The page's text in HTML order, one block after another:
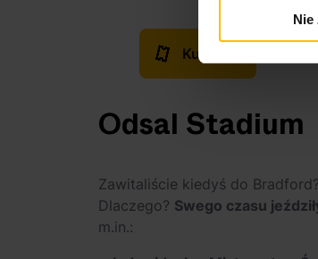
Polityka
Nie
Kup bilet
Odsal Stadium
Zawitaliście kiedyś do
Dlaczego? Swego czasu
m.in.: